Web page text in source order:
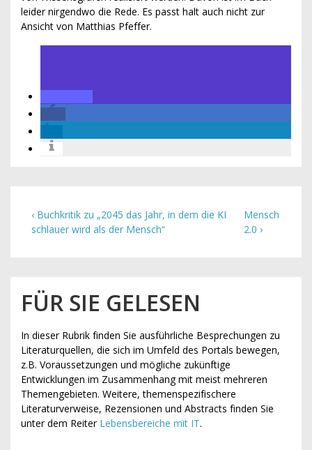
leider nirgendwo die Rede. Es passt halt auch nicht zur
Ansicht von Matthias Pfeffer.
‹ Buchkritik zu „2045 das Jahr, in dem die KI
schlauer wird als der Mensch“
Mensch
2.0 ›
FÜR SIE GELESEN
In dieser Rubrik finden Sie ausführliche Besprechungen zu
Literaturquellen, die sich im Umfeld des Portals bewegen,
z.B. Voraussetzungen und mögliche zukünftige
Entwicklungen im Zusammenhang mit meist mehreren
Themengebieten. Weitere, themenspezifischere
Literaturverweise, Rezensionen und Abstracts finden Sie
unter dem Reiter Lebensbereiche mit IT.